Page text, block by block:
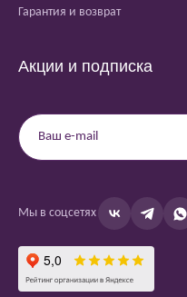
Гарантия и возврат
Акции и подписка
Мы в соцсетях